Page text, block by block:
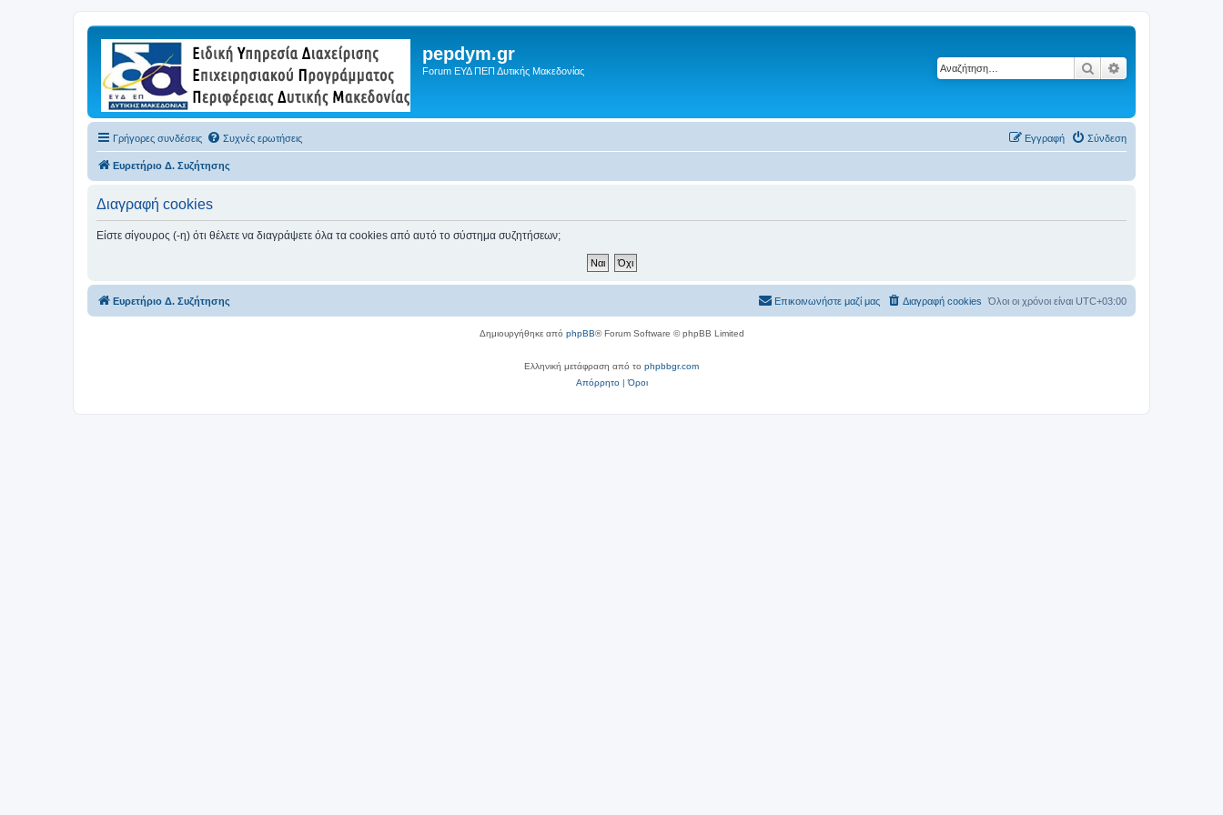
pepdym.gr
Forum ΕΥΔ ΠΕΠ Δυτικής Μακεδονίας Αναζήτηση
Γρήγορες συνδέσεις Συχνές ερωτήσεις Σύνδεση
Εγγραφή
Ευρετήριο Δ. Συζήτησης
Διαγραφή cookies
Είστε σίγουρος (-η) ότι θέλετε να διαγράψετε όλα τα cookies από αυτό το σύστημα συζητήσεων;
Ευρετήριο Δ. Συζήτησης Όλοι οι χρόνοι είναι UTC+03:00
Διαγραφή cookies
Επικοινωνήστε μαζί μας
Δημιουργήθηκε από phpBB® Forum Software © phpBB Limited
Ελληνική μετάφραση από το phpbbgr.com
Απόρρητο|Όροι